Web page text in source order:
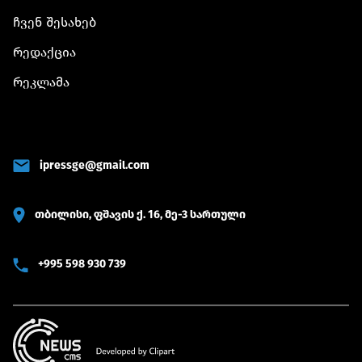
ჩვენ შესახებ
რედაქცია
რეკლამა
ipressge@gmail.com
თბილისი, ფშავის ქ. 16, მე-3 სართული
+995 598 930 739